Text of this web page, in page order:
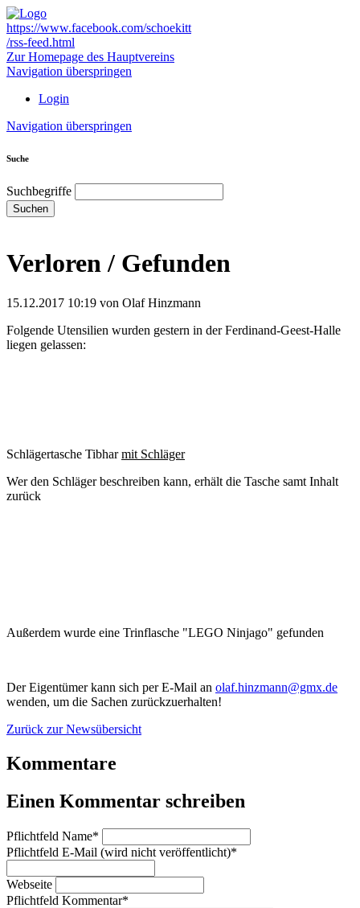
https://www.facebook.com/schoekitt
/rss-feed.html
Zur Homepage des Hauptvereins
Navigation überspringen
Login
Navigation überspringen
Suche
Suchbegriffe
Suchen
Verloren / Gefunden
15.12.2017 10:19 von Olaf Hinzmann
Folgende Utensilien wurden gestern in der Ferdinand-Geest-Halle
liegen gelassen:
Schlägertasche Tibharmit Schläger
Wer den Schläger beschreiben kann, erhält die Tasche samt Inhalt
zurück
Außerdem wurde eine Trinflasche "LEGO Ninjago" gefunden
Der Eigentümer kann sich per E-Mail an olaf.hinzmann@gmx.de
wenden, um die Sachen zurückzuerhalten!
Zurück zur Newsübersicht
Kommentare
Einen Kommentar schreiben
Pflichtfeld Name*
Pflichtfeld E-Mail (wird nicht veröffentlicht)*
Webseite
Pflichtfeld Kommentar*